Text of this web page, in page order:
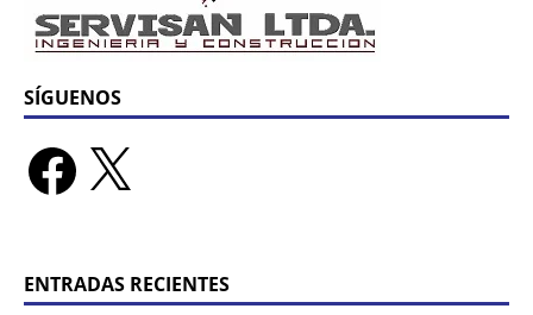
SÍGUENOS
ENTRADAS RECIENTES